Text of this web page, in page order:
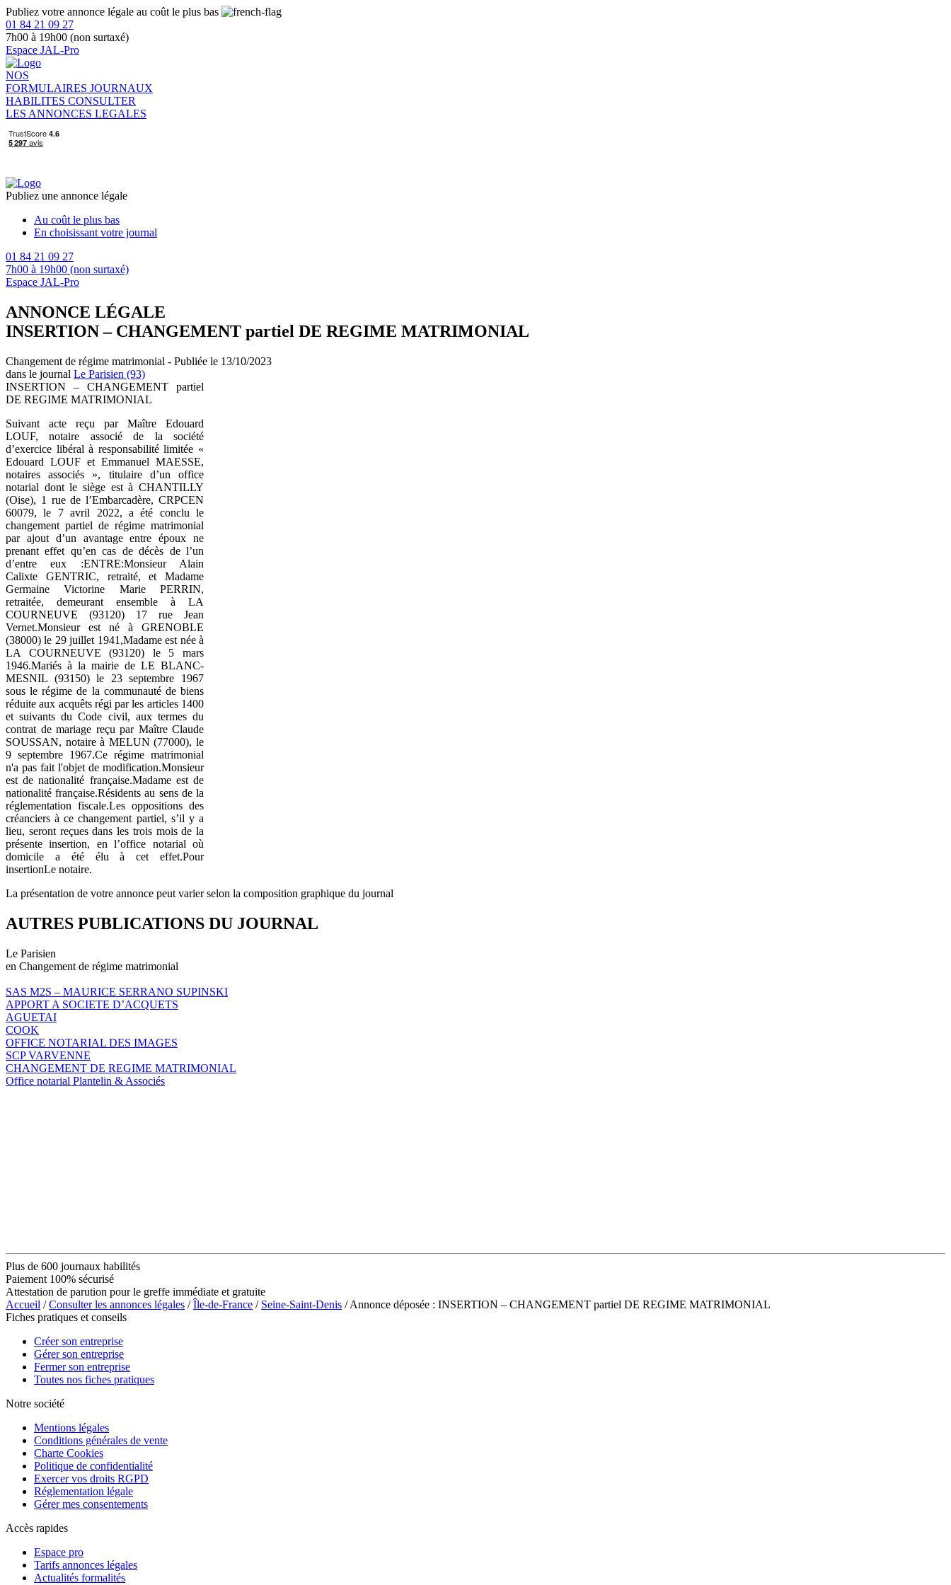
Publiez votre annonce légale au coût le plus bas
01 84 21 09 27
7h00 à 19h00 (non surtaxé)
Espace JAL-Pro
NOS
FORMULAIRES JOURNAUX
HABILITES CONSULTER
LES ANNONCES LEGALES
Publiez une annonce légale
Au coût le plus bas
En choisissant votre journal
01 84 21 09 27
7h00 à 19h00 (non surtaxé)
Espace JAL-Pro
ANNONCE LÉGALE
INSERTION – CHANGEMENT partiel DE REGIME MATRIMONIAL
Changement de régime matrimonial - Publiée le 13/10/2023
dans le journal Le Parisien (93)
INSERTION – CHANGEMENT partiel
DE REGIME MATRIMONIAL
Suivant acte reçu par Maître Edouard
LOUF, notaire associé de la société
d’exercice libéral à responsabilité limitée «
Edouard LOUF et Emmanuel MAESSE,
notaires associés », titulaire d’un office
notarial dont le siège est à CHANTILLY
(Oise), 1 rue de l’Embarcadère, CRPCEN
60079, le 7 avril 2022, a été conclu le
changement partiel de régime matrimonial
par ajout d’un avantage entre époux ne
prenant effet qu’en cas de décès de l’un
d’entre eux :ENTRE:Monsieur Alain
Calixte GENTRIC, retraité, et Madame
Germaine Victorine Marie PERRIN,
retraitée, demeurant ensemble à LA
COURNEUVE (93120) 17 rue Jean
Vernet.Monsieur est né à GRENOBLE
(38000) le 29 juillet 1941,Madame est née à
LA COURNEUVE (93120) le 5 mars
1946.Mariés à la mairie de LE BLANC-
MESNIL (93150) le 23 septembre 1967
sous le régime de la communauté de biens
réduite aux acquêts régi par les articles 1400
et suivants du Code civil, aux termes du
contrat de mariage reçu par Maître Claude
SOUSSAN, notaire à MELUN (77000), le
9 septembre 1967.Ce régime matrimonial
n'a pas fait l'objet de modification.Monsieur
est de nationalité française.Madame est de
nationalité française.Résidents au sens de la
réglementation fiscale.Les oppositions des
créanciers à ce changement partiel, s’il y a
lieu, seront reçues dans les trois mois de la
présente insertion, en l’office notarial où
domicile a été élu à cet effet.Pour
insertionLe notaire.
La présentation de votre annonce peut varier selon la composition graphique du journal
AUTRES PUBLICATIONS DU JOURNAL
Le Parisien
en Changement de régime matrimonial
SAS M2S – MAURICE SERRANO SUPINSKI
APPORT A SOCIETE D’ACQUETS
AGUETAI
COOK
OFFICE NOTARIAL DES IMAGES
SCP VARVENNE
CHANGEMENT DE REGIME MATRIMONIAL
Office notarial Plantelin & Associés
Plus de 600 journaux habilités
Paiement 100% sécurisé
Attestation de parution pour le greffe immédiate et gratuite
Accueil /Consulter les annonces légales /Île-de-France / Seine-Saint-Denis / Annonce déposée : INSERTION – CHANGEMENT partiel DE REGIME MATRIMONIAL
Fiches pratiques et conseils
Créer son entreprise
Gérer son entreprise
Fermer son entreprise
Toutes nos fiches pratiques
Notre société
Mentions légales
Conditions générales de vente
Charte Cookies
Politique de confidentialité
Exercer vos droits RGPD
Réglementation légale
Gérer mes consentements
Accès rapides
Espace pro
Tarifs annonces légales
Actualités formalités